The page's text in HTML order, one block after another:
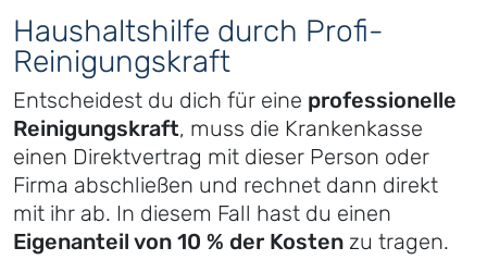
Haushaltshilfe durch Profi-
Reinigungskraft
Entscheidest du dich für eine professionelle
Reinigungskraft, muss die Krankenkasse
einen Direktvertrag mit dieser Person oder
Firma abschließen und rechnet dann direkt
mit ihr ab. In diesem Fall hast du einen
Eigenanteil von 10 % der Kosten zu tragen.